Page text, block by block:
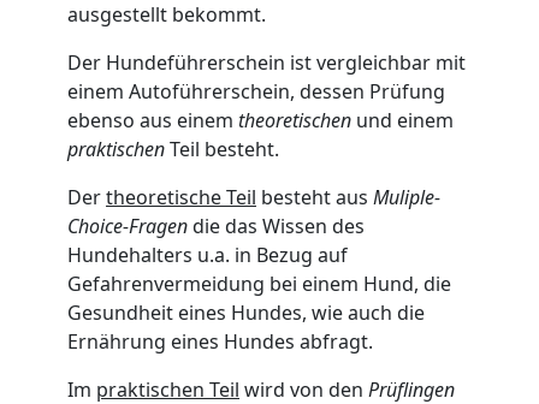
ausgestellt bekommt.
Der Hundeführerschein ist vergleichbar mit
einem Autoführerschein, dessen Prüfung
ebenso aus einem theoretischen und einem
praktischenTeil besteht.
Dertheoretische Teil besteht aus Muliple-
Choice-Fragendie das Wissen des
Hundehalters u.a. in Bezug auf
Gefahrenvermeidung bei einem Hund, die
Gesundheit eines Hundes, wie auch die
Ernährung eines Hundes abfragt.
Im praktischen Teil wird von den Prüflingen